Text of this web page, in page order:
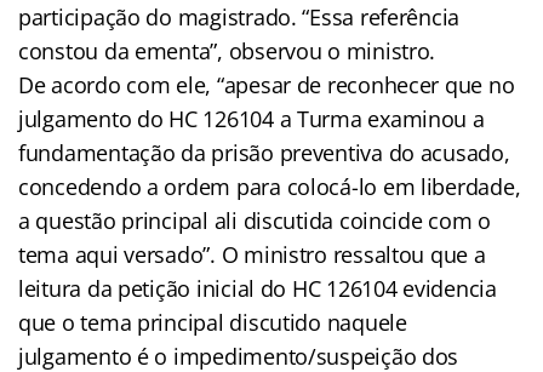
participação do magistrado. “Essa referência
constou da ementa”, observou o ministro.
De acordo com ele, “apesar de reconhecer que no
julgamento do HC 126104 a Turma examinou a
fundamentação da prisão preventiva do acusado,
concedendo a ordem para colocá-lo em liberdade,
a questão principal ali discutida coincide com o
tema aqui versado”. O ministro ressaltou que a
leitura da petição inicial do HC 126104 evidencia
que o tema principal discutido naquele
julgamento é o impedimento/suspeição dos